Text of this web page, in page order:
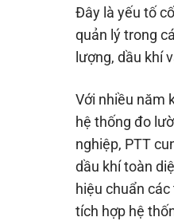
Đây là yếu tố
quản lý trong
lượng, dầu khí
Với nhiều năm
hệ thống đo
nghiệp, PTT
dầu khí toàn
hiệu chuẩn
tích hợp hệ